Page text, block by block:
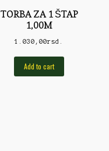
TORBA ZA 1 ŠTAP
1,00M
1.030,00rsd.
Add to cart